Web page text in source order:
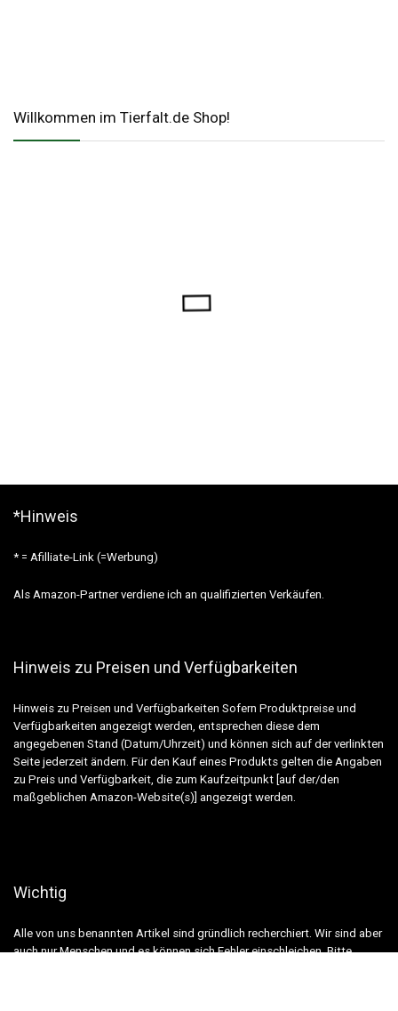
Willkommen im Tierfalt.de Shop!
*Hinweis
* = Afilliate-Link (=Werbung)
Als Amazon-Partner verdiene ich an qualifizierten Verkäufen.
Hinweis zu Preisen und Verfügbarkeiten
Hinweis zu Preisen und Verfügbarkeiten Sofern Produktpreise und
Verfügbarkeiten angezeigt werden, entsprechen diese dem
angegebenen Stand (Datum/Uhrzeit) und können sich auf der verlinkten
Seite jederzeit ändern. Für den Kauf eines Produkts gelten die Angaben
zu Preis und Verfügbarkeit, die zum Kaufzeitpunkt [auf der/den
maßgeblichen Amazon-Website(s)] angezeigt werden.
Wichtig
Alle von uns benannten Artikel sind gründlich recherchiert. Wir sind aber
auch nur Menschen und es können sich Fehler einschleichen. Bitte